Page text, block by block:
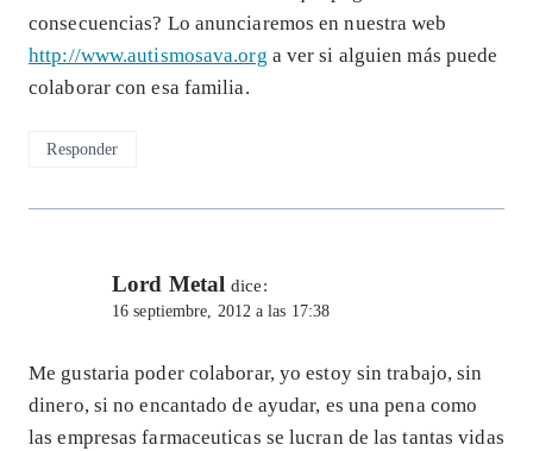
consecuencias? Lo anunciaremos en nuestra web
http://www.autismosava.org a ver si alguien más puede
colaborar con esa familia.
Responder
Lord Metal dice:
16 septiembre, 2012 a las 17:38
Me gustaria poder colaborar, yo estoy sin trabajo, sin
dinero, si no encantado de ayudar, es una pena como
las empresas farmaceuticas se lucran de las tantas vidas